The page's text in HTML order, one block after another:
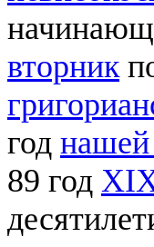
вторник
год
89 год